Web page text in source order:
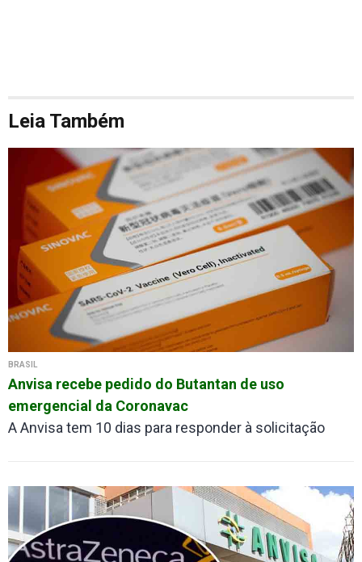
Leia Também
BRASIL
Anvisa recebe pedido do Butantan de uso
emergencial da Coronavac
A Anvisa tem 10 dias para responder à solicitação